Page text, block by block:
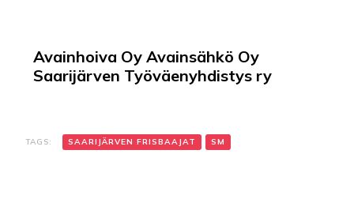
Avainhoiva Oy Avainsähkö Oy
Saarijärven Työväenyhdistys ry
TAGS: SAARIJÄRVEN FRISBAAJAT SM